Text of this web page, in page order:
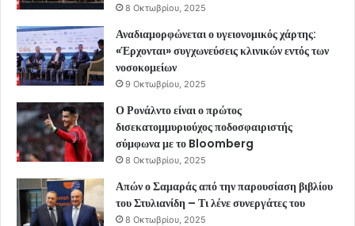
8 Οκτωβρίου, 2025
Αναδιαμορφώνεται ο υγειονομικός χάρτης:
«Έρχονται» συγχωνεύσεις κλινικών εντός των
νοσοκομείων
9 Οκτωβρίου, 2025
Ο Ρονάλντο είναι ο πρώτος
δισεκατομμυριούχος ποδοσφαιριστής
σύμφωνα με το Bloomberg
8 Οκτωβρίου, 2025
Απών ο Σαμαράς από την παρουσίαση βιβλίου
του Στυλιανίδη – Τι λένε συνεργάτες του
8 Οκτωβρίου, 2025